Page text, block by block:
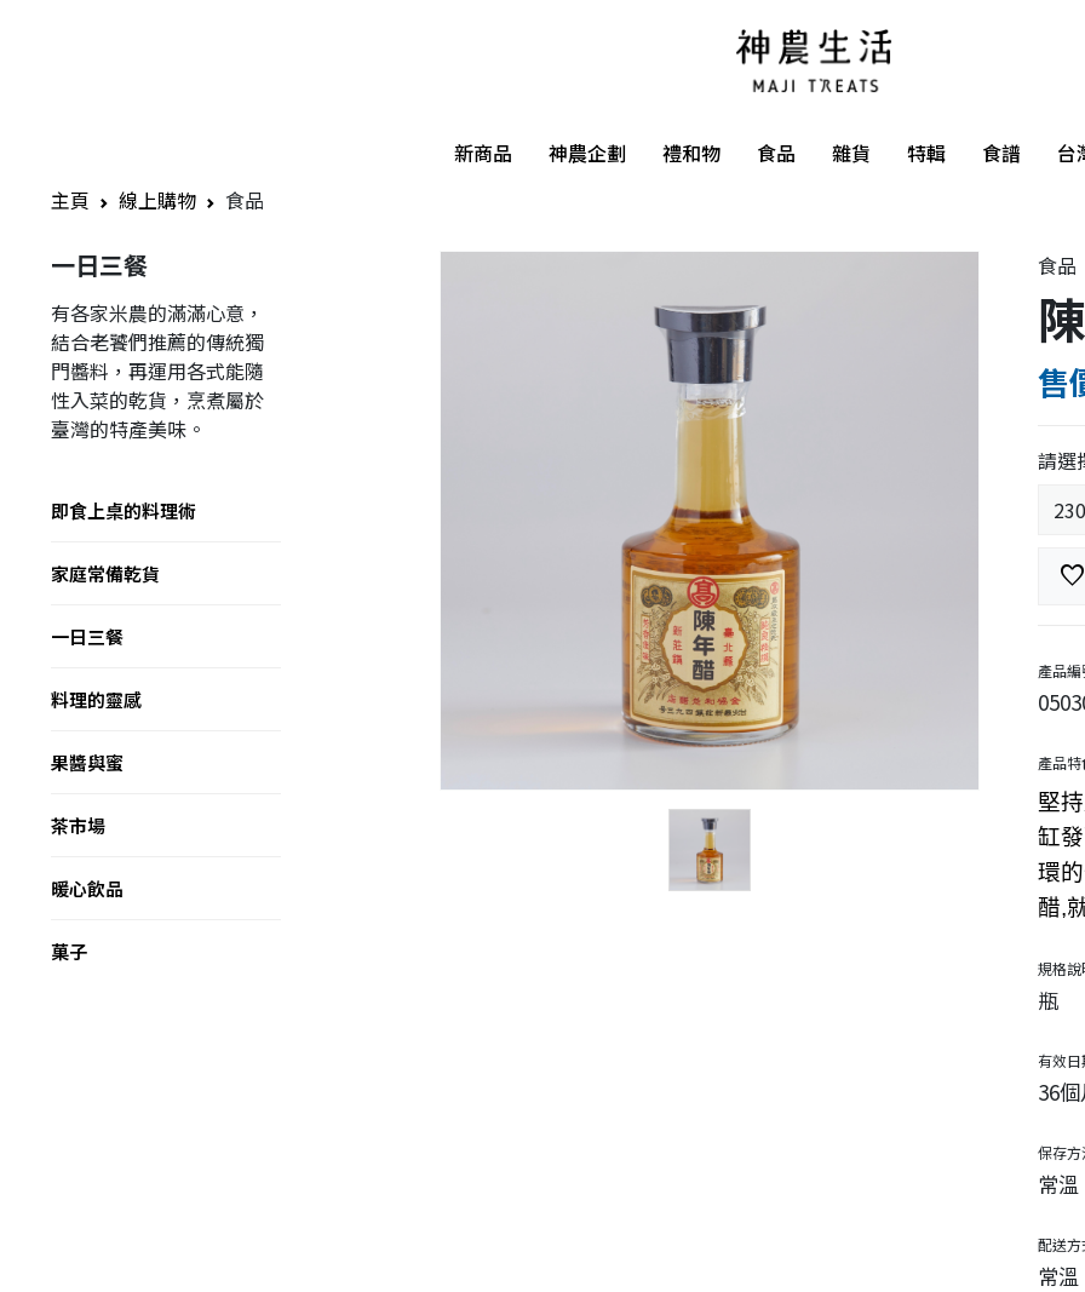
新商品 神農企劃 禮和物 食品 雜貨 特輯 食譜
台
主頁
線上購物 食品
一日三餐
有各家米農的滿滿心意，
結合老饕們推薦的傳統獨
門醬料，再運用各式能隨
性入菜的乾貨，烹煮屬於
臺灣的特產美味。
即食上桌的料理術
家庭常備乾貨
一日三餐
料理的靈感
果醬與蜜
茶市場
暖心飲品
菓子
食品
售
請選
產品編
產品特
堅
缸
環
醋,
規格說
瓶
有效
36
保存方
常溫
配送方
常溫